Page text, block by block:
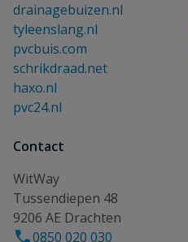
drainagebuizen.nl
tyleenslang.nl
pvcbuis.com
schrikdraad.net
haxo.nl
pvc24.nl
Contact
WitWay
Tussendiepen 48
9206 AE Drachten
0850 020 030